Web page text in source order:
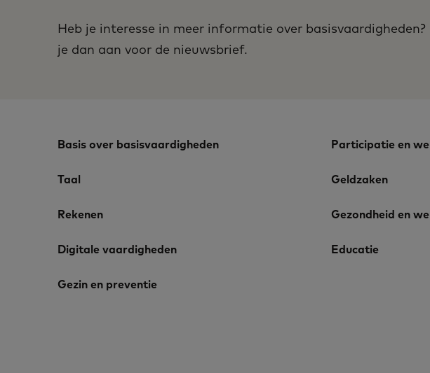
Heb je interesse in meer informatie over basisvaardigheden?
je dan aan voor de nieuwsbrief.
Basis over basisvaardigheden Participatie en
Taal Geldzaken
Rekenen Gezondheid en
Digitale vaardigheden Educatie
Gezin en preventie